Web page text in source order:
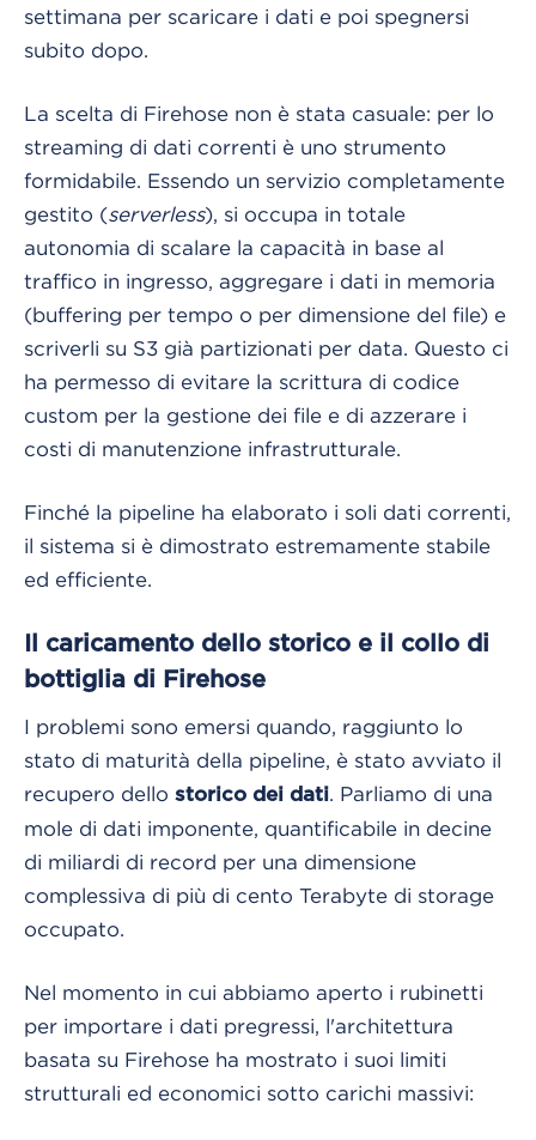
settimana per scaricare i dati e poi spegnersi
subito dopo.
La scelta di Firehose non è stata casuale: per lo
streaming di dati correnti è uno strumento
formidabile. Essendo un servizio completamente
gestito (serverless), si occupa in totale
autonomia di scalare la capacità in base al
traffico in ingresso, aggregare i dati in memoria
(buffering per tempo o per dimensione del file) e
scriverli su S3 già partizionati per data. Questo ci
ha permesso di evitare la scrittura di codice
custom per la gestione dei file e di azzerare i
costi di manutenzione infrastrutturale.
Finché la pipeline ha elaborato i soli dati correnti,
il sistema si è dimostrato estremamente stabile
ed efficiente.
Il caricamento dello storico e il collo di
bottiglia di Firehose
I problemi sono emersi quando, raggiunto lo
stato di maturità della pipeline, è stato avviato il
recupero dello storico dei dati. Parliamo di una
mole di dati imponente, quantificabile in decine
di miliardi di record per una dimensione
complessiva di più di cento Terabyte di storage
occupato.
Nel momento in cui abbiamo aperto i rubinetti
per importare i dati pregressi, l'architettura
basata su Firehose ha mostrato i suoi limiti
strutturali ed economici sotto carichi massivi: